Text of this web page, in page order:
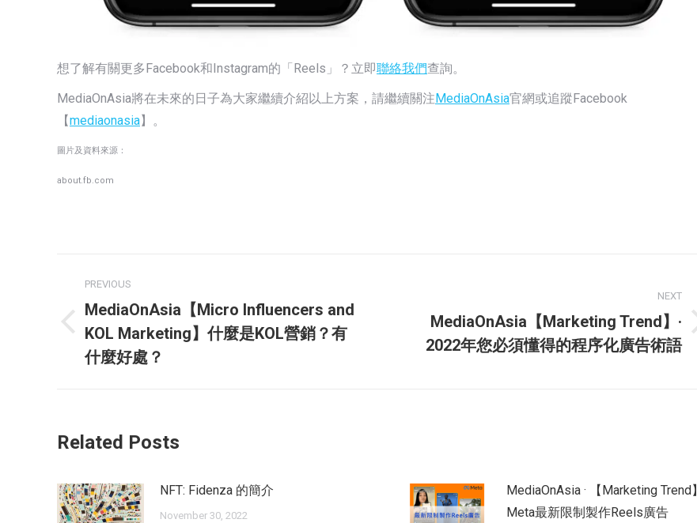
想了解有關更多Facebook和Instagram的「Reels」？立即聯絡我們查詢。
MediaOnAsia將在未來的日子為大家繼續介紹以上方案，請繼續關注MediaOnAsia官網或追蹤Facebook
【mediaonasia】。
圖片及資料來源：
about.fb.com
navigation
PREVIOUS
Previous
post:
MediaOnAsia【Micro Influencers and
KOL Marketing】什麼是KOL營銷？有
什麼好處？
NEXT
Next
post:
MediaOnAsia【Marketing Trend】·
2022年您必須懂得的程序化廣告術語
Related Posts
NFT: Fidenza 的簡介
November 30, 2022
MediaOnAsia · 【Marketing Trend】
Meta最新限制製作Reels廣告